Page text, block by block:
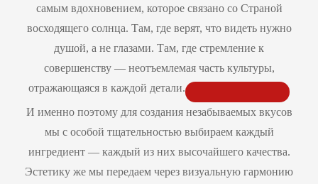
самым вдохновением, которое связано со Страной
восходящего солнца. Там, где верят, что видеть нужно
душой, а не глазами. Там, где стремление к
совершенству — неотъемлемая часть культуры,
отражающаяся в каждой детали.
И именно поэтому для создания незабываемых вкусов
мы с особой тщательностью выбираем каждый
ингредиент — каждый из них высочайшего качества.
Эстетику же мы передаем через визуальную гармонию